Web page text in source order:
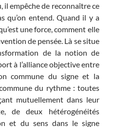
il empêche de reconnaître ce
qu’on entend. Quand il y a
une force, comment elle
de pensée. Là se situe
de la notion de
à l’alliance objective entre
commune du signe et la
du rythme : toutes
mutuellement dans leur
de deux hétérogénéités
et du sens dans le signe